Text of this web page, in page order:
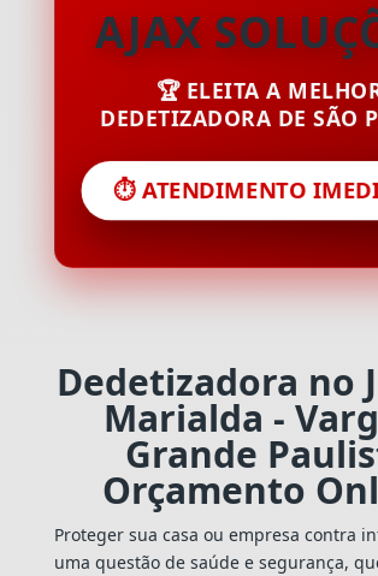
AJAX
🏆 ELEITA A
DEDETIZADORA DE SÃO
⏱️ ATENDIMENTO
Dedetizadora no
Marialda -
Grande
Orçamento
Proteger sua casa ou empresa contra
uma questão de saúde e segurança,